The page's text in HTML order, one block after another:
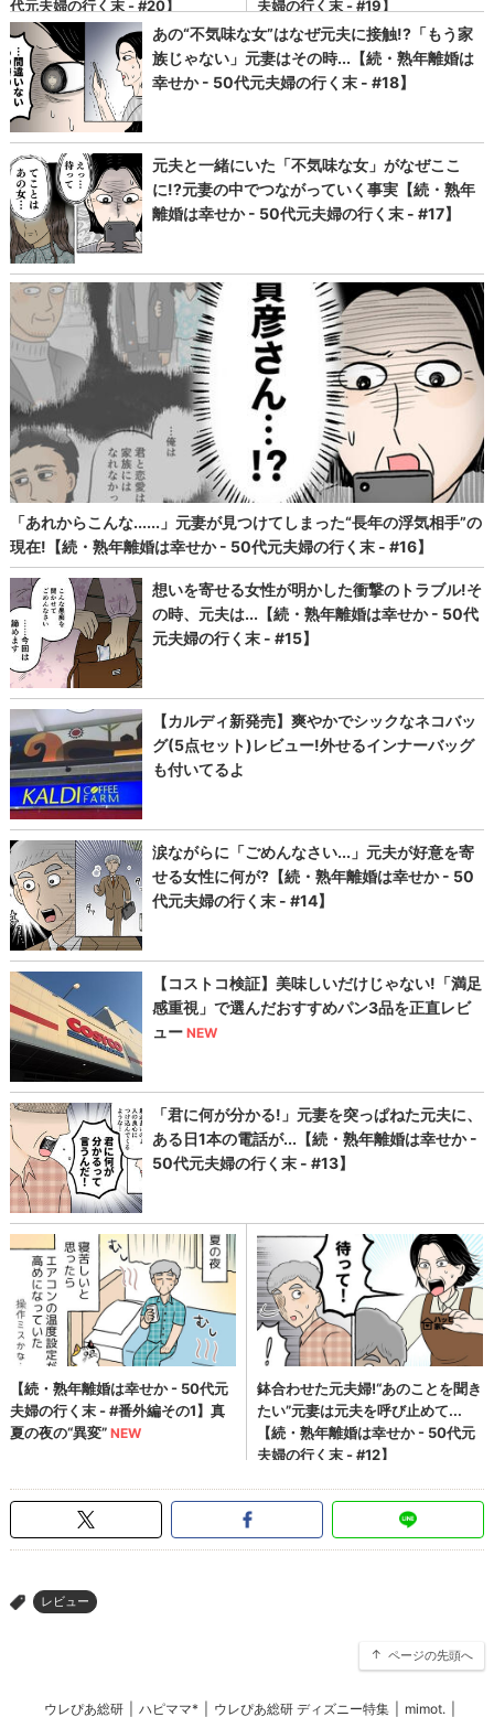
> レビュー
ページの先頭へ
ウレぴあ総研 ハピママ* ウレぴあ総研 ディズニー特集 mimot.